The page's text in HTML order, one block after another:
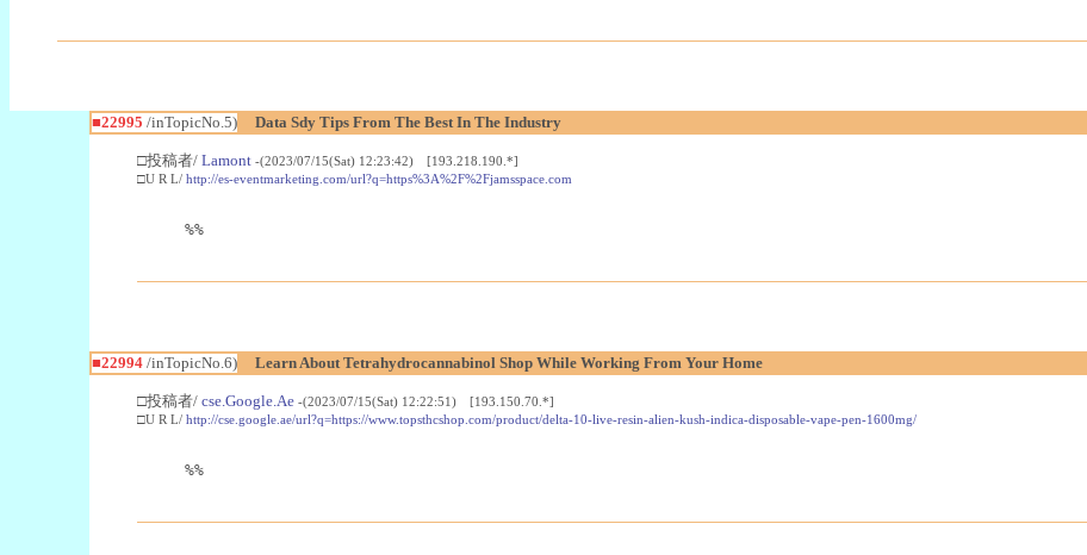
■22995 /inTopicNo.5) Data Sdy Tips From The Best In The Industry
□投稿者/ Lamont -(2023/07/15(Sat) 12:23:42) [193.218.190.*]
□U R L/ http://es-eventmarketing.com/url?q=https%3A%2F%2Fjamsspace.com
%%
■22994/inTopicNo.6) Learn About Tetrahydrocannabinol Shop While Working From Your Home
□投稿者/ cse.Google.Ae -(2023/07/15(Sat) 12:22:51) [193.150.70.*]
□U R L/ http://cse.google.ae/url?q=https://www.topsthcshop.com/product/delta-10-live-resin-alien-kush-indica-disposable-vape-pen-1600mg/
%%